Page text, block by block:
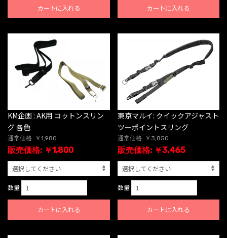
カートに入れる カートに入れる
KM企画 : AK用 コットンスリン
グ 各色
通常価格: ￥1,980
販売価格: ￥1,800
数量
カートに入れる
東京マルイ: クイックアジャスト
ツーポイントスリング
通常価格: ￥3,850
販売価格: ￥3,465
数量
カートに入れる